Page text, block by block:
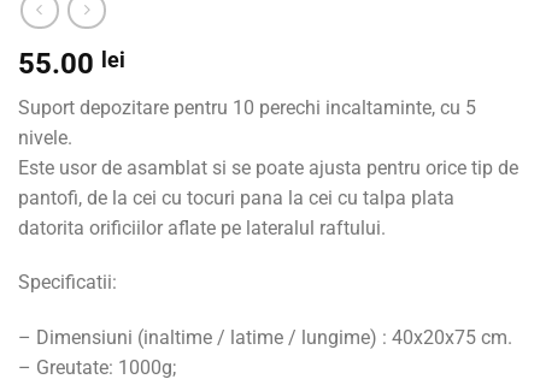
55.00 lei
Suport depozitare pentru 10 perechi incaltaminte, cu 5
nivele.
Este usor de asamblat si se poate ajusta pentru orice tip de
pantofi, de la cei cu tocuri pana la cei cu talpa plata
datorita orificiilor aflate pe lateralul raftului.
Specificatii:
– Dimensiuni (inaltime / latime / lungime) : 40x20x75 cm.
– Greutate: 1000g;